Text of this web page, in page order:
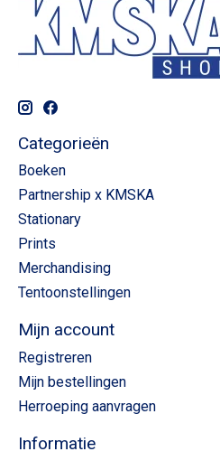
Categorieën
Boeken
Partnership x KMSKA
Stationary
Prints
Merchandising
Tentoonstellingen
Mijn account
Registreren
Mijn bestellingen
Herroeping aanvragen
Informatie